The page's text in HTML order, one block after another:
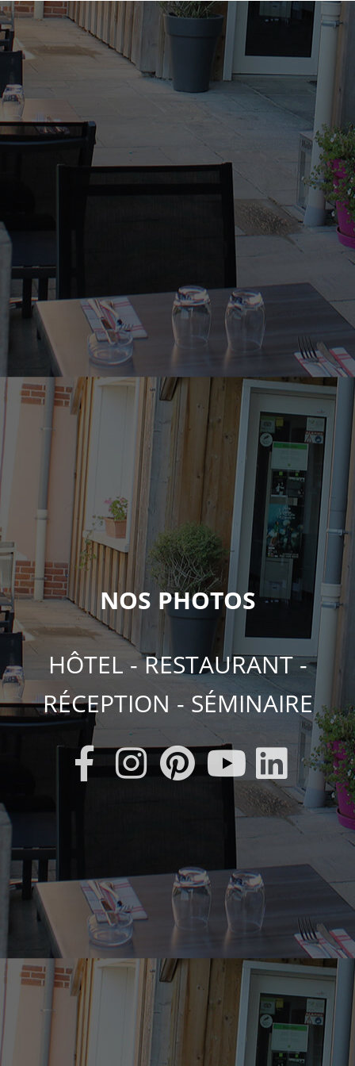
NOS PHOTOS
HÔTEL - RESTAURANT -
RÉCEPTION - SÉMINAIRE